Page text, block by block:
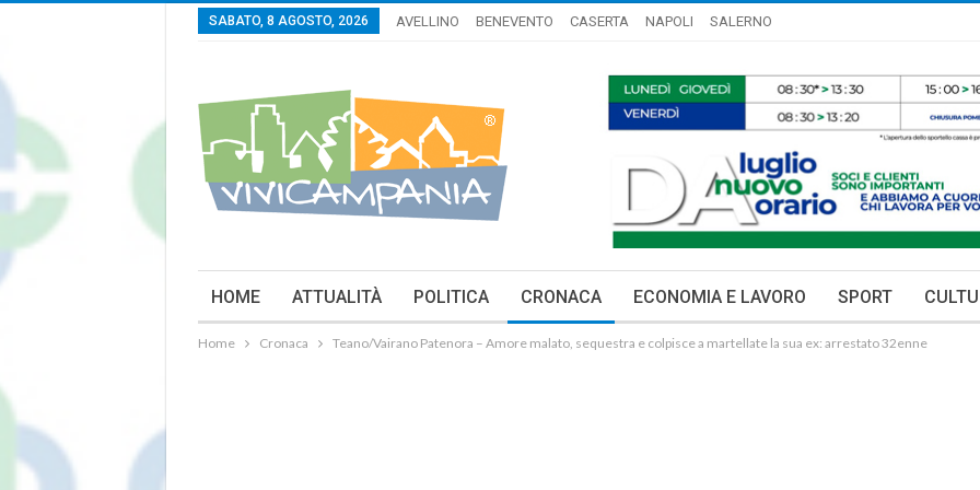
SABATO, 8 AGOSTO, 2026 AVELLINO BENEVENTO CASERTA NAPOLI SALERNO
HOME ATTUALITÀ POLITICA CRONACA ECONOMIA E LAVORO SPORT
Home Cronaca Teano/Vairano Patenora – Amore malato, sequestra e colpisce a martellate la sua ex: arrestato 32enne